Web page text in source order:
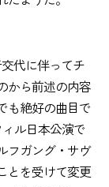
代に伴ってチ
から前述の内容
も絶好の曲目で
ィル日本公演で
フガング・サヴ
とを受けて変更